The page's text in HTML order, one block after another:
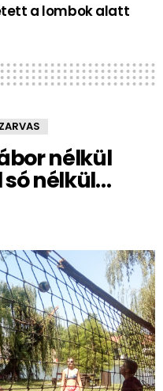
a lombok alatt
nélkül
só nélkül…